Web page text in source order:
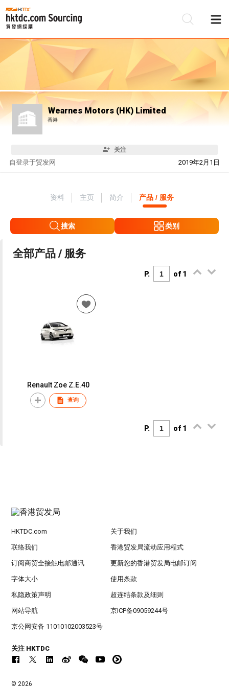
Wearnes Motors (HK) Limited
香港
关注
自 2019年2月1日
登录于贸发网
资料 主页 简介 产品 / 服务
搜索 类别
全部产品 / 服务
P. of 1
Renault Zoe Z.E.40
查询
P. of 1
HKTDC.com 关于我们
联络我们 香港贸发局流动应用程式
订阅商贸全接触电邮通讯 更新您的香港贸发局电邮订阅
字体大小 使用条款
私隐政策声明 超连结条款及细则
网站导航 京ICP备09059244号
京公网安备 11010102003523号
关注 HKTDC
© 2026